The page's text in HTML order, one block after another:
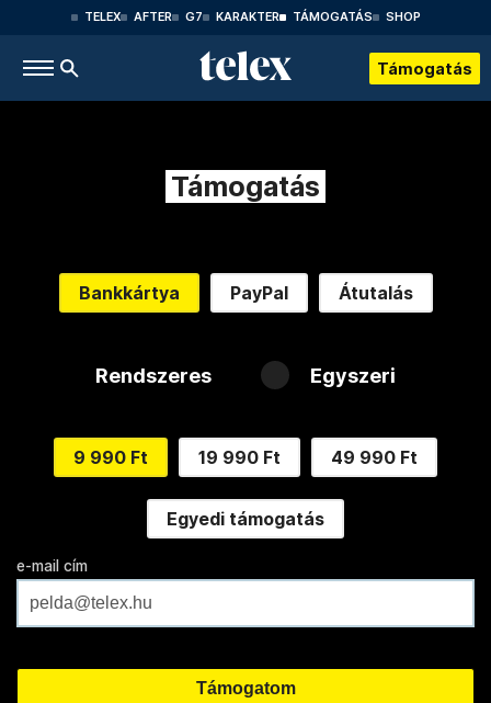
TELEX AFTER G7 KARAKTER TÁMOGATÁS SHOP
Támogatás
Támogatás
Bankkártya PayPal Átutalás
Rendszeres Egyszeri
9 990 Ft 19 990 Ft 49 990 Ft
Egyedi támogatás
e-mail cím